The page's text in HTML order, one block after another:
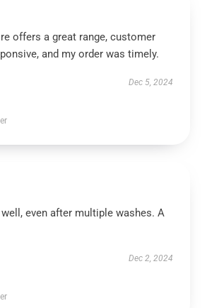
offers a great range, customer
and my order was timely.
Dec 5, 2024
even after multiple washes. A
Dec 2, 2024